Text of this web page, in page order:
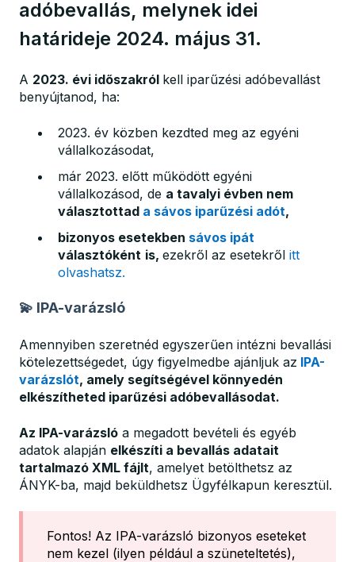
adóbevallás, melynek idei
határideje 2024. május 31.
A 2023. évi időszakról kell iparűzési adóbevallást
benyújtanod, ha:
2023. év közben kezdted meg az egyéni
vállalkozásodat,
már 2023. előtt működött egyéni
vállalkozásod, de a tavalyi évben nem
választottad a sávos iparűzési adót,
bizonyos esetekben sávos ipát
választóként is, ezekről az esetekről itt
olvashatsz.
💫 IPA-varázsló
Amennyiben szeretnéd egyszerűen intézni bevallási
kötelezettségedet, úgy figyelmedbe ajánljuk az IPA-
varázslót, amely segítségével könnyedén
elkészítheted iparűzési adóbevallásodat.
Az IPA-varázsló a megadott bevételi és egyéb
adatok alapján elkészíti a bevallás adatait
tartalmazó XML fájlt, amelyet betölthetsz az
ÁNYK-ba, majd beküldhetsz Ügyfélkapun keresztül.
Fontos! Az IPA-varázsló bizonyos eseteket
nem kezel (ilyen például a szüneteltetés),